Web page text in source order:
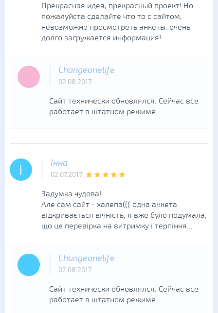
Прекрасная идея, прекрасный проект! Но
пожалуйста сделайте что то с сайтом,
невозможно просмотреть анкеты, очень
долго загружается информация!
Changeonelife
02.08.2017
Сайт технически обновлялся. Сейчас все
работает в штатном режиме.
І Інна
02.07.2017
Задумка чудова!
Але сам сайт - халепа((( одна анкета
відкривається вічність, я вже було подумала,
що це перевірка на витримку і терпіння...
Changeonelife
02.08.2017
Сайт технически обновлялся. Сейчас все
работает в штатном режиме.